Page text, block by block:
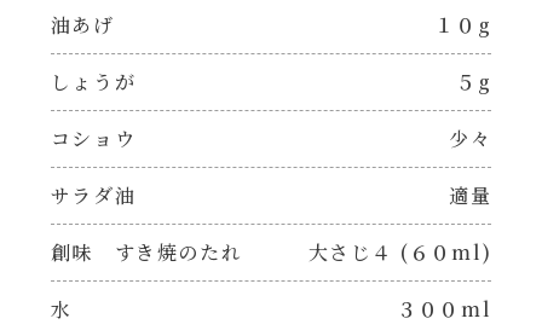
パウチのまんまシリーズ
だしまろ麺
シャンタン鍋
おもてなし
やみつききゃべつの塩たれ
だしまろ酢
聖護院かぶらのもみじおろしぽん酢
油あげ １０g
しょうが ５g
コショウ 少々
サラダ油 適量
創味 すき焼のたれ 大さじ４ (６０ml)
水 ３００ml